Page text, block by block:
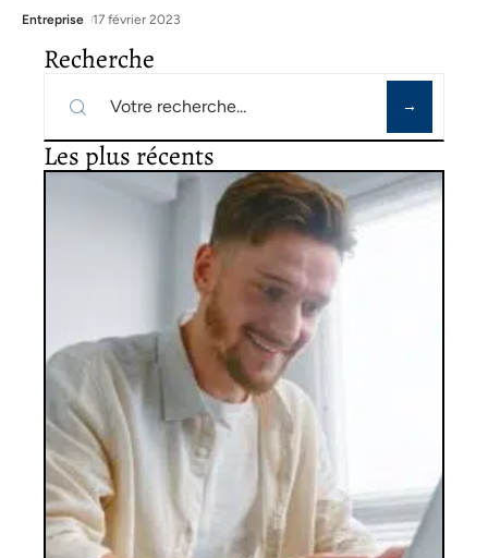
Entreprise 17 février 2023
Recherche
Les plus récents